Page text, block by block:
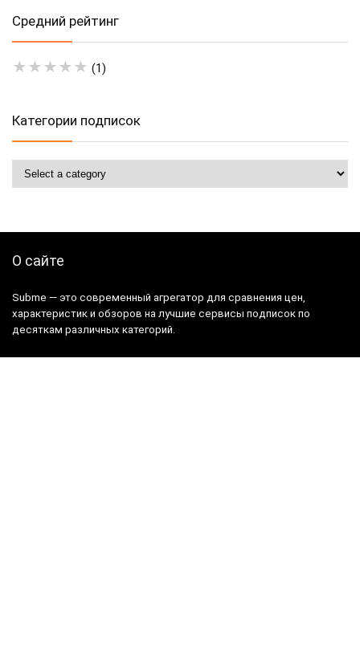
Средний рейтинг
★ ★ ★ ★ ★ (1)
Категории подписок
О сайте
Subme — это современный агрегатор для сравнения цен,
характеристик и обзоров на лучшие сервисы подписок по
десяткам различных категорий.